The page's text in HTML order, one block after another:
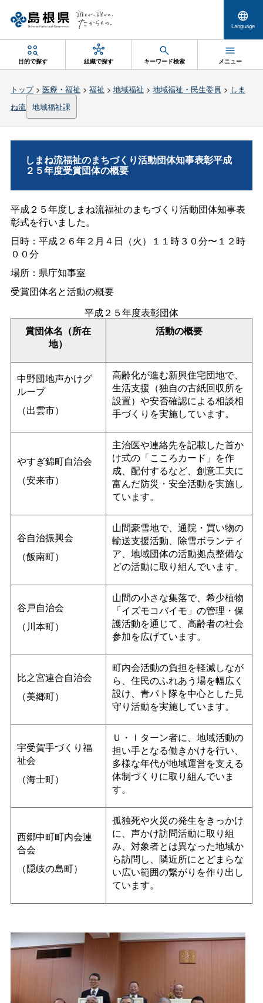
Language
目的で探す 組織で探す キーワード検索 メニュー
トップ> 医療・福祉 > 福祉 > 地域福祉 > 地域福祉・民生委員 > しま
ね流 地域福祉課
しまね流福祉のまちづくり活動団体知事表彰平成
２５年度受賞団体の概要
平成２５年度しまね流福祉のまちづくり活動団体知事表
彰式を行いました。
日時：平成２６年２月４日（火）１１時３０分〜１２時
００分
場所：県庁知事室
受賞団体名と活動の概要
平成２５年度表彰団体
賞団体名（所在
地）
活動の概要
中野団地声かけグ
ループ
（出雲市）
高齢化が進む新興住宅団地で、
生活支援（独自の古紙回収所を
設置）や安否確認による相談相
手づくりを実施しています。
やすぎ錦町自治会
（安来市）
主治医や連絡先を記載した首か
け式の「こころカード」を作
成、配付するなど、創意工夫に
富んだ防災・安全活動を実施し
ています。
谷自治振興会
（飯南町）
山間豪雪地で、通院・買い物の
輸送支援活動、除雪ボランティ
ア、地域団体の活動拠点整備な
どの活動に取り組んでいます。
谷戸自治会
（川本町）
山間の小さな集落で、希少植物
「イズモコバイモ」の管理・保
護活動を通じて、高齢者の社会
参加を広げています。
比之宮連合自治会
（美郷町）
町内会活動の負担を軽減しなが
ら、住民のふれあう場を幅広く
設け、青パト隊を中心とした見
守り活動を実施しています。
宇受賀手づくり福
祉会
（海士町）
Ｕ・Ｉターン者に、地域活動の
担い手となる働きかけを行い、
多様な年代が地域運営を支える
体制づくりに取り組んでいま
す。
西郷中町町内会連
合会
（隠岐の島町）
孤独死や火災の発生をきっかけ
に、声かけ訪問活動に取り組
み、対象者とは異なった地域か
ら訪問し、隣近所にとどまらな
い広い範囲の繋がりを作り出し
ています。